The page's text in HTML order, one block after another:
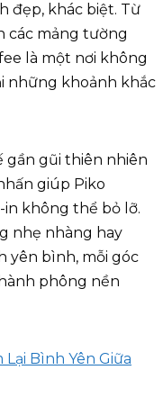
đẹp, khác biệt. Từ
các mảng tường
là một nơi không
những khoảnh khắc
gần gũi thiên nhiên
giúp Piko
không thể bỏ lỡ.
nhẹ nhàng hay
yên bình, mỗi góc
phông nền
Lại Bình Yên Giữa